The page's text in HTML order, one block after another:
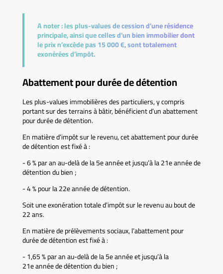
A noter :les plus-values de cession d’une résidence
principale, ainsi que celles d’un bien immobilier dont
le prix n’excède pas 15 000 €, sont totalement
exonérées d’impôt.
Abattement pour durée de détention
Les plus-values immobilières des particuliers, y compris
portant sur des terrains à bâtir, bénéficient d’un abattement
pour durée de détention.
En matière d’impôt sur le revenu, cet abattement pour durée
de détention est fixé à :
- 6 % par an au-delà de la 5e année et jusqu’à la 21e année de
détention du bien ;
- 4 % pour la 22e année de détention.
Soit une exonération totale d’impôt sur le revenu au bout de
22 ans.
En matière de prélèvements sociaux, l’abattement pour
durée de détention est fixé à :
- 1,65 % par an au-delà de la 5e année et jusqu’à la
21e année de détention du bien ;